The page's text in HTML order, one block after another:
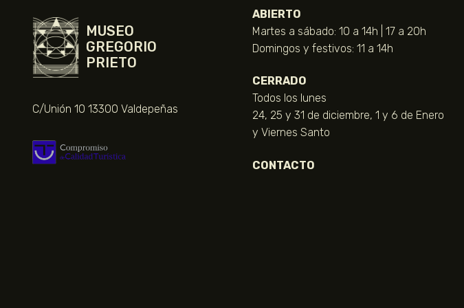
MUSEO
GREGORIO
PRIETO
C/Unión 10 13300 Valdepeñas
ABIERTO
Martes a sábado: 10 a 14h | 17 a 20h
Domingos y festivos: 11 a 14h
CERRADO
Todos los lunes
24, 25 y 31 de diciembre, 1 y 6 de Enero
y Viernes Santo
CONTACTO